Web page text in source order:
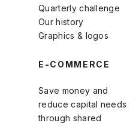
Quarterly challenge
Our history
Graphics & logos
E-COMMERCE
Save money and
reduce capital needs
through shared